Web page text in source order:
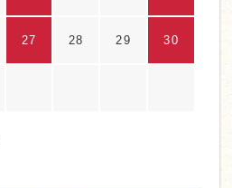
27 28 29 30